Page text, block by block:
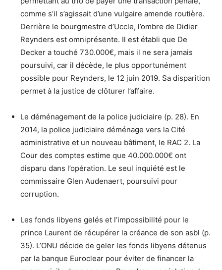
comme s’il s’agissait d’une vulgaire amende routière.
Derrière le bourgmestre d’Uccle, l’ombre de Didier
Reynders est omniprésente. Il est établi que De
Decker a touché 730.000€, mais il ne sera jamais
poursuivi, car il décède, le plus opportunément
possible pour Reynders, le 12 juin 2019. Sa disparition
permet à la justice de clôturer l’affaire.
Le déménagement de la police judiciaire (p. 28). En
2014, la police judiciaire déménage vers la Cité
administrative et un nouveau bâtiment, le RAC 2. La
Cour des comptes estime que 40.000.000€ ont
disparu dans l’opération. Le seul inquiété est le
commissaire Glen Audenaert, poursuivi pour
corruption.
Les fonds libyens gelés et l’impossibilité pour le
prince Laurent de récupérer la créance de son asbl (p.
35). L’ONU décide de geler les fonds libyens détenus
par la banque Euroclear pour éviter de financer la